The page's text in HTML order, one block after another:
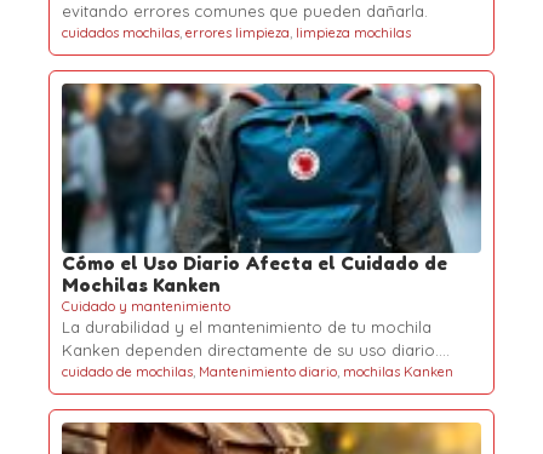
evitando errores comunes que pueden dañarla.
cuidados mochilas, errores limpieza, limpieza mochilas
Cómo el Uso Diario Afecta el Cuidado de
Mochilas Kanken
Cuidado y mantenimiento
La durabilidad y el mantenimiento de tu mochila
Kanken dependen directamente de su uso diario.…
cuidado de mochilas, Mantenimiento diario, mochilas Kanken